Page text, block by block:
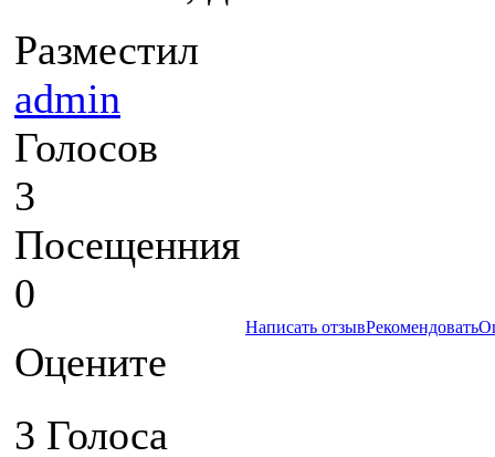
Разместил
admin
Голосов
3
Посещенния
0
Написать отзывРекомендовать
Оцените
3 Голоса